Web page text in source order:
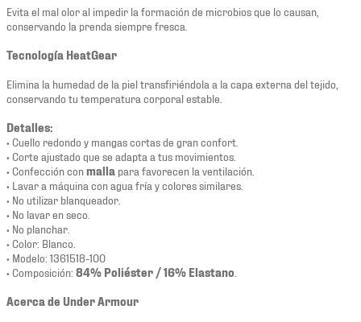
Evita el mal olor al impedir la formación de microbios que lo causan,
conservando la prenda siempre fresca.
Tecnología HeatGear
Elimina la humedad de la piel transfiriéndola a la capa externa del tejido,
conservando tu temperatura corporal estable.
Detalles:
• Cuello redondo y mangas cortas de gran confort.
• Corte ajustado que se adapta a tus movimientos.
• Confección conmalla para favorecen la ventilación.
• Lavar a máquina con agua fría y colores similares.
• No utilizar blanqueador.
• No lavar en seco.
• No planchar.
• Color: Blanco.
• Modelo: 1361518-100
• Composición: 84% Poliéster / 16% Elastano
Acerca de Under Armour